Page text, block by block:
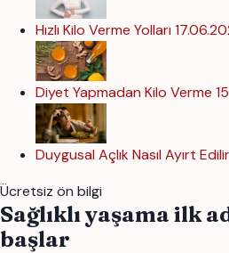
Hızlı Kilo Verme Yolları
Diyet Yapmadan Kilo Verme
Duygusal Açlık Nasıl Ayırt Edilir
Ücretsiz ön bilgi
Sağlıklı yaşama ilk
başlar